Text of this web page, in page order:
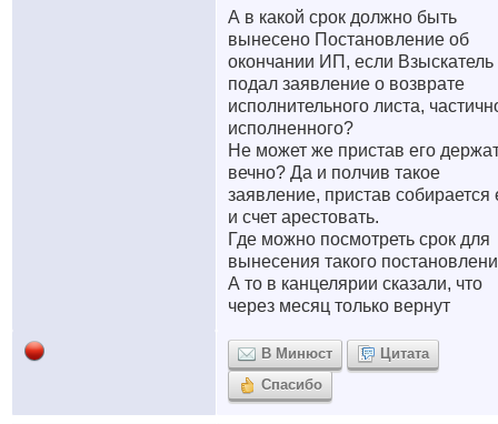
А в какой срок должно быть
вынесено Постановление об
окончании ИП, если Взыскатель
подал заявление о возврате
исполнительного листа,
исполненного?
Не может же пристав его
вечно? Да и полчив такое
заявление, пристав
и счет арестовать.
Где можно посмотреть срок для
вынесения такого
А то в канцелярии сказали, что
через месяц только вернут
В Минюст
Цитата
Спасибо